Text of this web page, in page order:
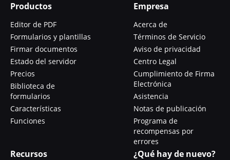
Productos
Editor de PDF
Formularios y plantillas
Firmar documentos
Estado del servidor
Precios
Biblioteca de
formularios
Características
Funciones
Empresa
Acerca de
Términos de Servicio
Aviso de privacidad
Centro Legal
Cumplimiento de Firma
Electrónica
Asistencia
Notas de publicación
Programa de
recompensas por
errores
Recursos ¿Qué hay de nuevo?